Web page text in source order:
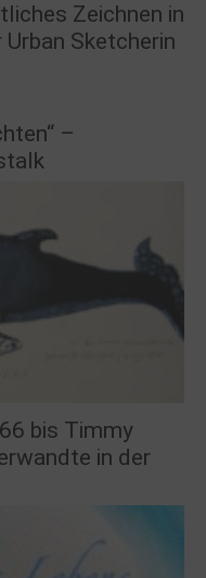
Zeichnen in
Sketcherin
–
bis Timmy
in der